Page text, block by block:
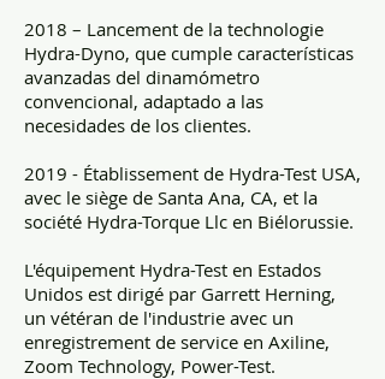
2018 – Lancement de la technologie
Hydra-Dyno, que cumple características
avanzadas del dinamómetro
convencional, adaptado a las
necesidades de los clientes.
2019 - Établissement de Hydra-Test USA,
avec le siège de Santa Ana, CA, et la
société Hydra-Torque Llc en Biélorussie.
L'équipement Hydra-Test en Estados
Unidos est dirigé par Garrett Herning,
un vétéran de l'industrie avec un
enregistrement de service en Axiline,
Zoom Technology, Power-Test.